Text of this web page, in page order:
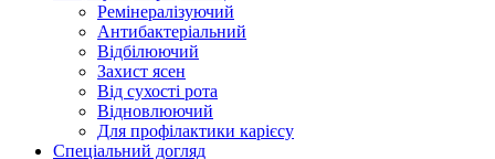
Ремінералізуючий
Антибактеріальний
Відбілюючий
Захист ясен
Від сухості рота
Відновлюючий
Для профілактики карієсу
Спеціальний догляд